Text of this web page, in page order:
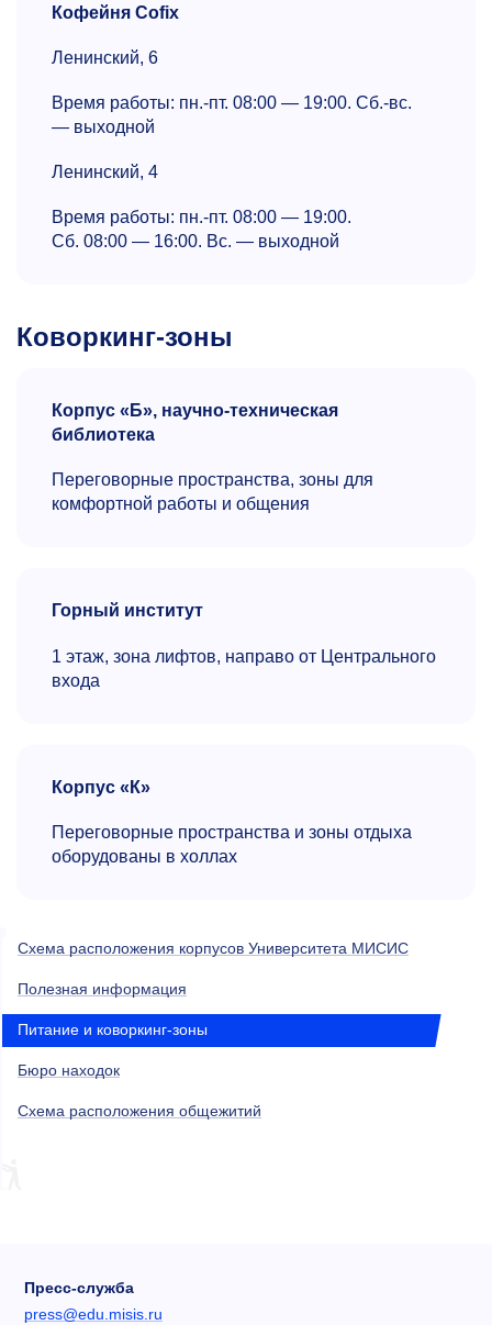
Кофейня Cofix
Ленинский, 6
Время работы: пн.-пт. 08:00 — 19:00. Сб.-вс.
— выходной
Ленинский, 4
Время работы: пн.-пт. 08:00 — 19:00.
Сб. 08:00 — 16:00. Вс. — выходной
Коворкинг-зоны
Корпус «Б», научно-техническая
библиотека
Переговорные пространства, зоны для
комфортной работы и общения
Горный институт
1 этаж, зона лифтов, направо от Центрального
входа
Корпус «К»
Переговорные пространства и зоны отдыха
оборудованы в холлах
Схема расположения корпусов Университета МИСИС
Полезная информация
Питание и коворкинг-зоны
Бюро находок
Схема расположения общежитий
Пресс-служба
press@edu.misis.ru